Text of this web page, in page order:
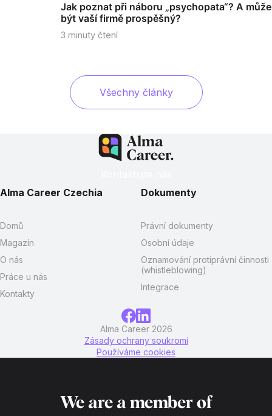
Jak poznat při náboru „psychopata“? A může
být vaší firmě prospěšný?
3 minuty čtení
Všechny články
Alma Career Czechia
Domů
Magazín
O nás
Práce u nás
Kontakty
Dokumenty
Právní dokumenty
Osobní údaje
Oznamování protiprávní činnosti
(whistleblowing)
Integrace
Alma Career 2026
Zásady ochrany soukromí
Používáme cookies
We are a member of